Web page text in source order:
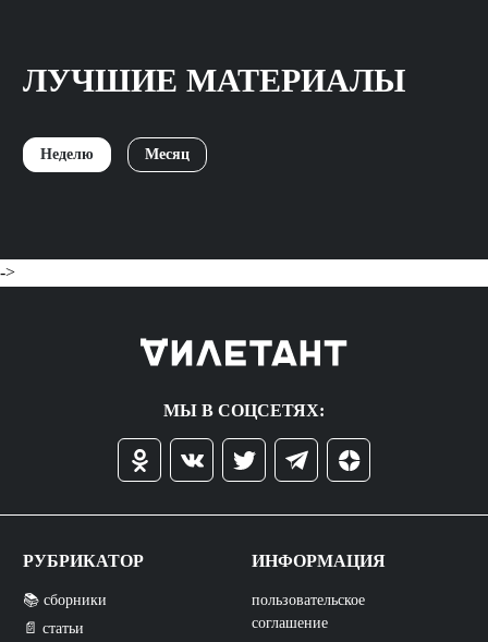
ЛУЧШИЕ МАТЕРИАЛЫ
Неделю Месяц
->
МЫ В СОЦСЕТЯХ:
РУБРИКАТОР
📚 сборники
📄 статьи
ИНФОРМАЦИЯ
пользовательское
соглашение